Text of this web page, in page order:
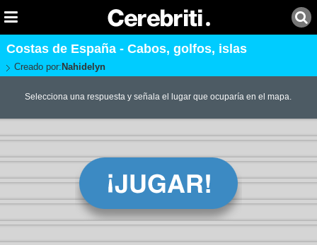
Costas de España - Cabos, golfos, islas
Creado por: Nahidelyn
Selecciona una respuesta y señala el lugar que ocuparía en el mapa.